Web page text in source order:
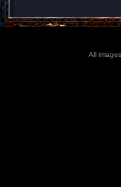
All